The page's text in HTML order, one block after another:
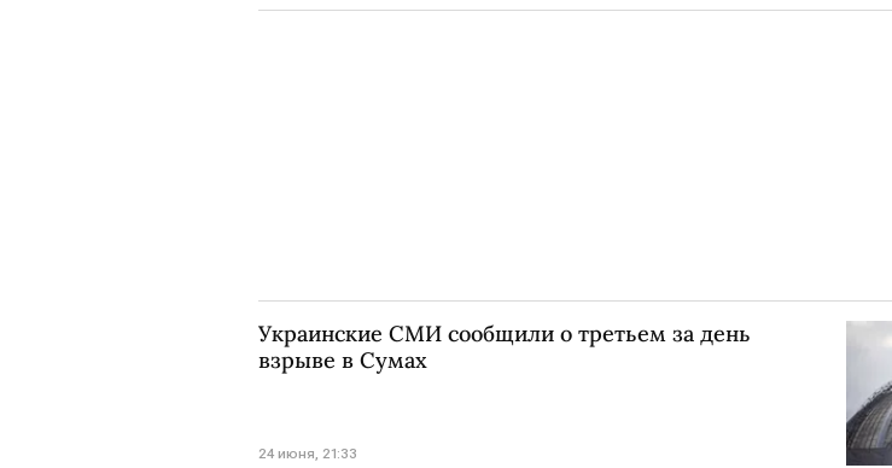
Украинские СМИ сообщили о третьем за день
взрыве в Сумах
24 июня, 21:33